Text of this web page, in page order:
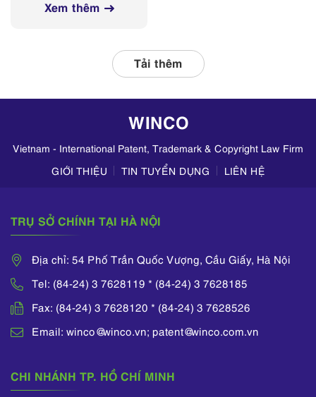
mạng xã hội
tỉnh, thành phố
liên quan, tập
trung kiểm tra
Xem thêm
Tải thêm
WINCO
Vietnam - International Patent, Trademark & Copyright Law Firm
GIỚI THIỆU
TIN TUYỂN DỤNG LIÊN HỆ
TRỤ SỞ CHÍNH TẠI HÀ NỘI
Địa chỉ: 54 Phố Trần Quốc Vượng, Cầu Giấy, Hà Nội
Tel: (84-24) 3 7628119 * (84-24) 3 7628185
Fax: (84-24) 3 7628120 * (84-24) 3 7628526
Email: winco@winco.vn; patent@winco.com.vn
CHI NHÁNH TP. HỒ CHÍ MINH